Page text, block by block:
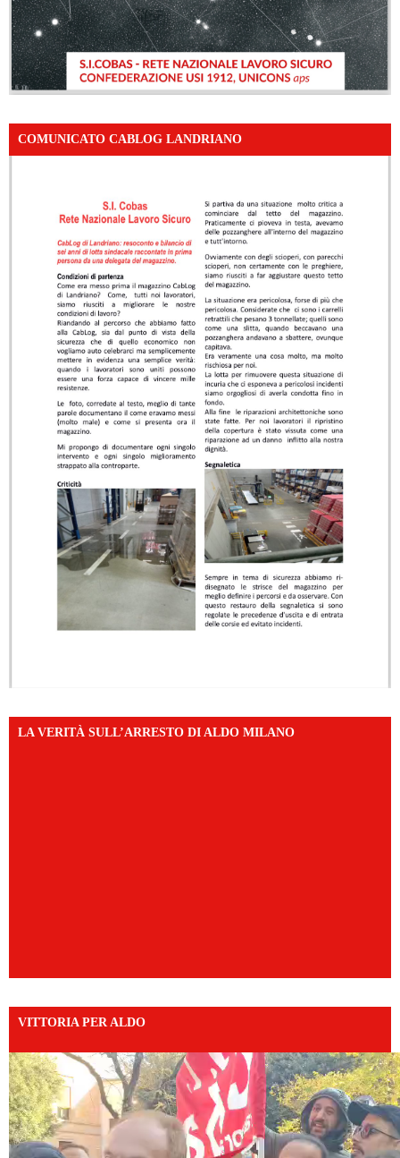
COMUNICATO CABLOG LANDRIANO
LA VERITÀ SULL’ARRESTO DI ALDO MILANO
VITTORIA PER ALDO